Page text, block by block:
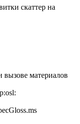
скаттер на
вызове материалов